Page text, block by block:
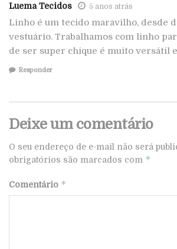
Luema Tecidos 5 anos atrás
Linho é um tecido maravilho, desde
vestuário. Trabalhamos com linho
de ser super chique é muito versátil
Responder
Deixe um comentário
O seu endereço de e-mail não será
obrigatórios são marcados com *
Comentário *